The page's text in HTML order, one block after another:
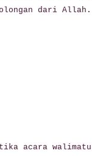
dari Allah.
acara